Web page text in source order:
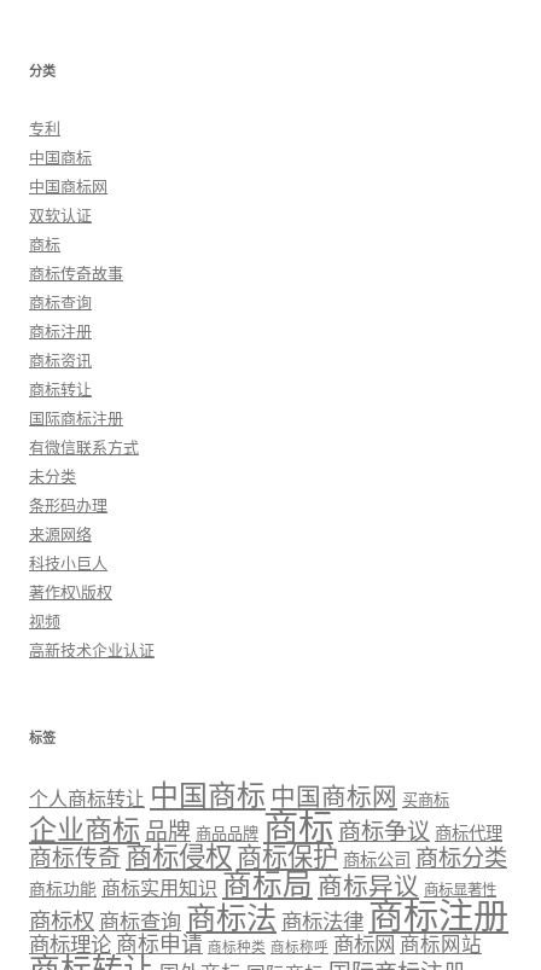
分类
专利
中国商标
中国商标网
双软认证
商标
商标传奇故事
商标查询
商标注册
商标资讯
商标转让
国际商标注册
有微信联系方式
未分类
条形码办理
来源网络
科技小巨人
著作权\版权
视频
高新技术企业认证
标签
个人商标转让 中国商标 中国商标网 买商标
企业商标 品牌 商品品牌 商标 商标争议 商标代理
商标传奇 商标侵权 商标保护 商标公司 商标分类
商标功能 商标实用知识 商标局 商标异议 商标显著性
商标权 商标查询 商标法 商标法律 商标注册
商标理论 商标申请 商标种类 商标称呼 商标网 商标网站